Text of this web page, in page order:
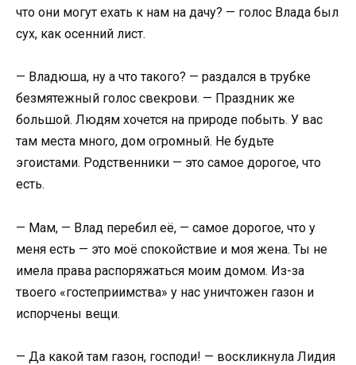
что они могут ехать к нам на дачу? — голос Влада был
сух, как осенний лист.
— Владюша, ну а что такого? — раздался в трубке
безмятежный голос свекрови. — Праздник же
большой. Людям хочется на природе побыть. У вас
там места много, дом огромный. Не будьте
эгоистами. Родственники — это самое дорогое, что
есть.
— Мам, — Влад перебил её, — самое дорогое, что у
меня есть — это моё спокойствие и моя жена. Ты не
имела права распоряжаться моим домом. Из-за
твоего «гостеприимства» у нас уничтожен газон и
испорчены вещи.
— Да какой там газон, господи! — воскликнула Лидия